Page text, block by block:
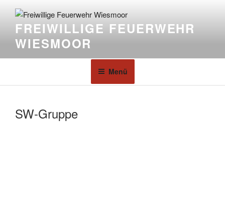
FREIWILLIGE FEUERWEHR
WIESMOOR
Menü
SW-Gruppe